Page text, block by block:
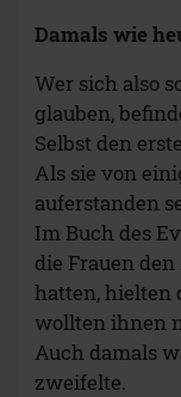
Damals wie
Wer sich also
glauben,
Selbst den
Als sie von
auferstanden
Im Buch des
die Frauen
hatten, hielten
wollten ihnen
Auch damals
zweifelte.